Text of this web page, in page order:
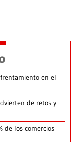
en el
de retos y
de los comercios